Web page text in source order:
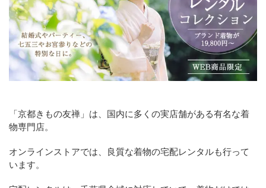
「京都きもの友禅」は、国内に多くの実店舗がある有名な着
物専門店。
オンラインストアでは、良質な着物の宅配レンタルも行って
います。